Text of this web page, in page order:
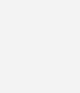
von
schnell
will Gründer
noch mal